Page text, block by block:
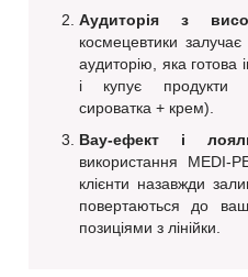
Аудиторія з
космецевтики
аудиторію, яка готова
і купує продукти
сироватка + крем).
Вау-ефект і
використання MEDI-
клієнти назавжди
повертаються до
позиціями з лінійки.